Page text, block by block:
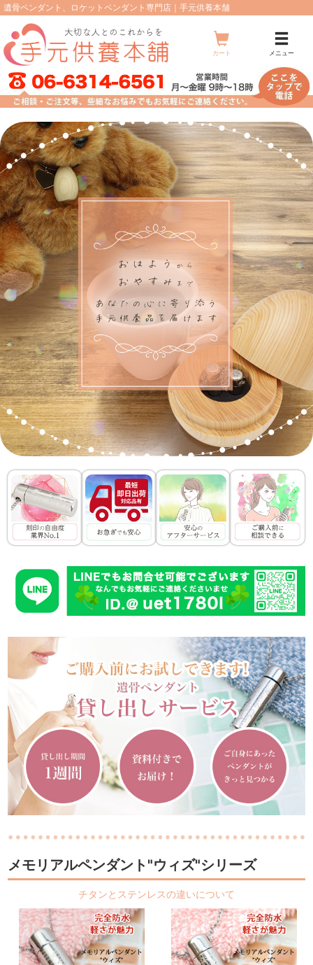
遺骨ペンダント、ロケットペンダント専門店｜手元供養本舗
カート
メ
ニ
ュ
ー メニュー
メモリアルペンダント"ウィズ"シリーズ
チタンとステンレスの違いについて